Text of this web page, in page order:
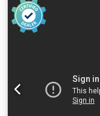
, سیستم
, عرض کل:
, طول فضای بارگیری:
کشش, گرم‌کن صندلی